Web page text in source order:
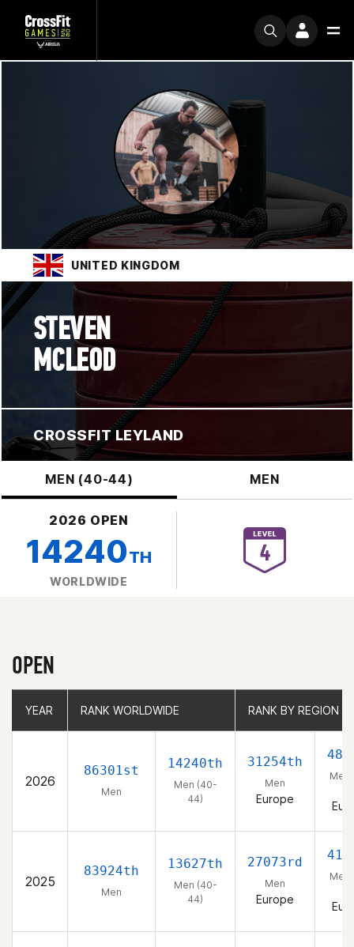
UNITED KINGDOM
STEVEN
MCLEOD
CROSSFIT LEYLAND
MEN (40-44) MEN
2026 OPEN
14240TH
WORLDWIDE
OPEN
YEAR RANK WORLDWIDE RANK BY REGION
2026
86301st
Men
14240th
Men (40-
44)
31254th
Men
Europe
Men
2025
83924th
Men
13627th
Men (40-
44)
27073rd
Men
Europe
Men
YEAR RANK WORLDWIDE RANK BY REGION